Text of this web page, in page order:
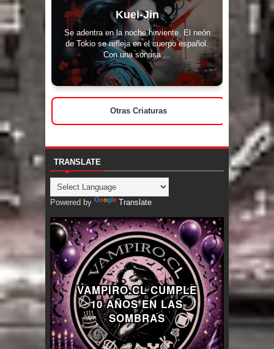
Kuei-Jin
Se adentra en la noche hirviente. El neón
de Tokio se refleja en el cuerpo español.
Con una sonrisa ...
Otras Criaturas
TRANSLATE
Powered by Translate
VAMPIRO.CL CUMPLE
10 AÑOS EN LAS
SOMBRAS